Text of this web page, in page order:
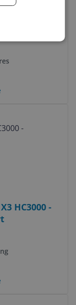
- Zwart -
HC3000 -